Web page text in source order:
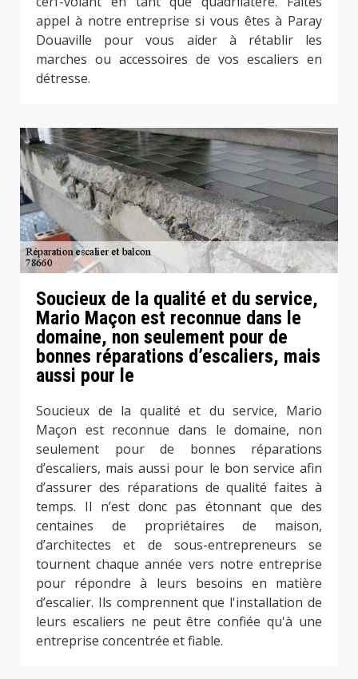
appel à notre entreprise si vous êtes à Paray
Douaville pour vous aider à rétablir les
marches ou accessoires de vos escaliers en
détresse.
Soucieux de la qualité et du service,
Mario Maçon est reconnue dans le
domaine, non seulement pour de
bonnes réparations d’escaliers, mais
aussi pour le
Soucieux de la qualité et du service, Mario
Maçon est reconnue dans le domaine, non
seulement pour de bonnes réparations
d’escaliers, mais aussi pour le bon service afin
d’assurer des réparations de qualité faites à
temps. Il n’est donc pas étonnant que des
centaines de propriétaires de maison,
d’architectes et de sous-entrepreneurs se
tournent chaque année vers notre entreprise
pour répondre à leurs besoins en matière
d’escalier. Ils comprennent que l'installation de
leurs escaliers ne peut être confiée qu'à une
entreprise concentrée et fiable.